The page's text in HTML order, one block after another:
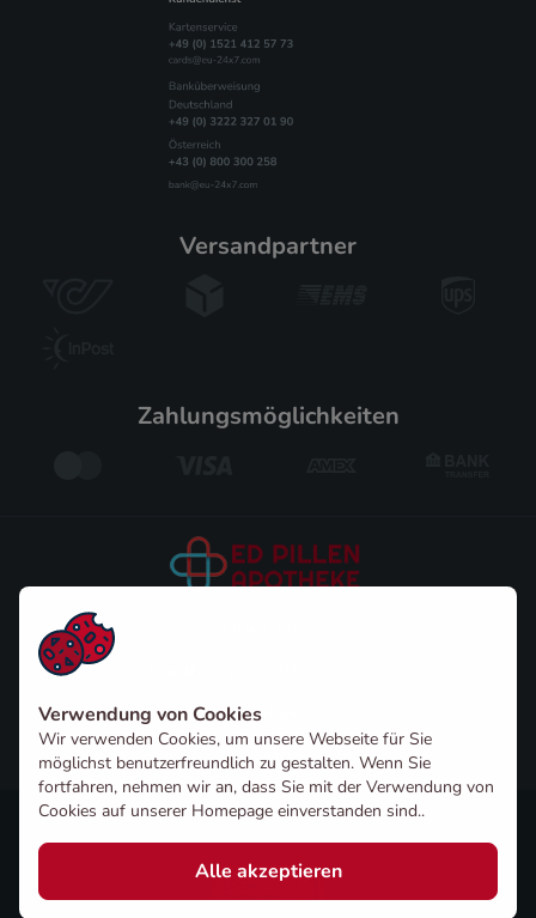
versandpartner
zahlungsmöglichkeiten
Kontakt
Blog
Verwendung von Cookies
Wir verwenden Cookies, um unsere Webseite für Sie
möglichst benutzerfreundlich zu gestalten. Wenn Sie
fortfahren, nehmen wir an, dass Sie mit der Verwendung von
Cookies auf unserer Homepage einverstanden sind..
Alle akzeptieren